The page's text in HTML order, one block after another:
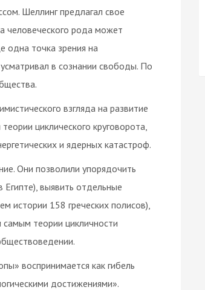
Шеллинг предлагал свое
человеческого рода может
одна точка зрения на
в сознании свободы. По
взгляда на развитие
циклического круговорота,
и ядерных катастроф.
Они позволили упорядочить
выявить отдельные
истории 158 греческих полисов),
теории цикличности
воспринимается как гибель
достижениями».